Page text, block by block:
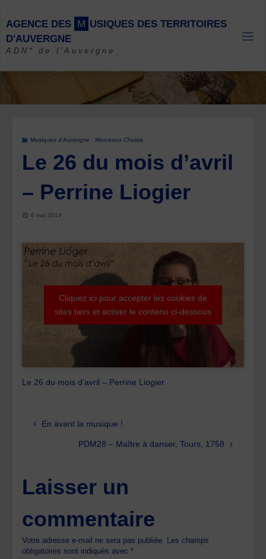
content
AGENCE DES M USIQUES DES TERRITOIRES
D'AUVERGNE
ADN* de l'Auvergne
Musiques d'Auvergne : Morceaux Choisis
Le 26 du mois d’avril
– Perrine Liogier
6 mai 2019
Cliquez ici pour accepter les cookies de
sites tiers et activer le contenu ci-dessous
Le 26 du mois d’avril – Perrine Liogier
En avant la musique !
PDM28 – Maître à danser, Tours, 1758
Laisser un
commentaire
Votre adresse e-mail ne sera pas publiée. Les champs
obligatoires sont indiqués avec*